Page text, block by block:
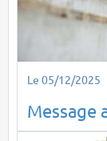
Le 05/12/2025
Message